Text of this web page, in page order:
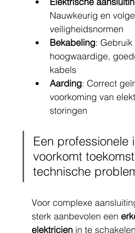
Nauwkeurig en
veiligheidsnormen
Bekabeling: Gebruik
hoogwaardige,
kabels
Aarding: Correct
voorkoming van
storingen
Een professionele
voorkomt
technische
Voor complexe
sterk aanbevolen een
elektricien in te